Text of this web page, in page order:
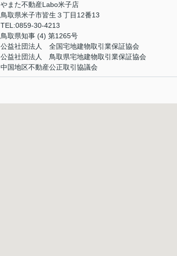
やまた不動産Labo米子店
鳥取県米子市皆生３丁目12番13
TEL:0859-30-4213
鳥取県知事 (4) 第1265号
公益社団法人 全国宅地建物取引業保証協会
公益社団法人 鳥取県宅地建物取引業保証協会
中国地区不動産公正取引協議会